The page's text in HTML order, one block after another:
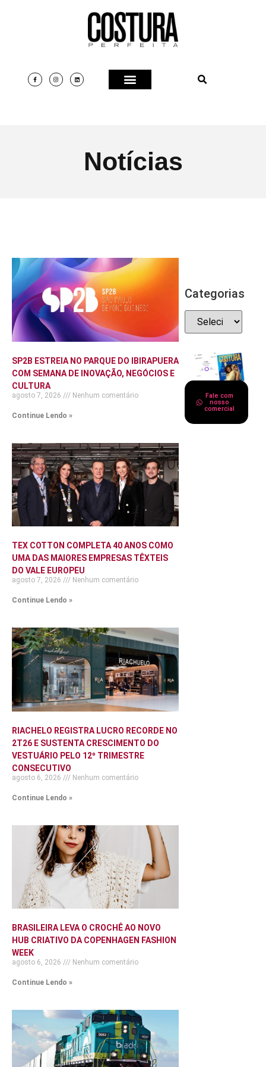
Notícias
SP2B ESTREIA NO PARQUE DO IBIRAPUERA
COM SEMANA DE INOVAÇÃO, NEGÓCIOS E
CULTURA
agosto 7, 2026 Nenhum comentário
Continue Lendo »
TEX COTTON COMPLETA 40 ANOS COMO
UMA DAS MAIORES EMPRESAS TÊXTEIS
DO VALE EUROPEU
agosto 7, 2026 Nenhum comentário
Continue Lendo »
RIACHELO REGISTRA LUCRO RECORDE NO
2T26 E SUSTENTA CRESCIMENTO DO
VESTUÁRIO PELO 12º TRIMESTRE
CONSECUTIVO
agosto 6, 2026 Nenhum comentário
Continue Lendo »
BRASILEIRA LEVA O CROCHÊ AO NOVO
HUB CRIATIVO DA COPENHAGEN FASHION
WEEK
agosto 6, 2026 Nenhum comentário
Continue Lendo »
Categorias
Fale com
nosso
comercial